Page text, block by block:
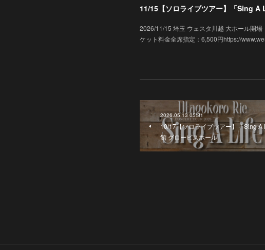
11/15【ソロライブツアー】「Sing A
2026/11/15 埼玉 ウェスタ川越 大ホール開
ケット料金全席指定：6,500円https://
2026.05.13 05:31
10/17【ソロライブツアー】「Sing
館 グロービスホール